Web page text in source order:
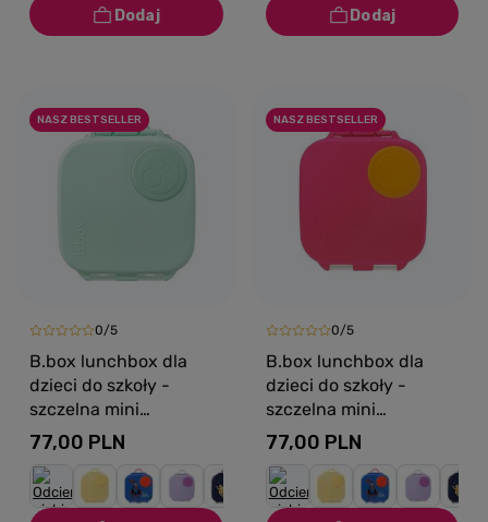
NASZ BESTSELLER
0/5
B.box lunchbox dla
dzieci do szkoły -
szczelna mini
śniadaniówka z
przegródkami
Spearmint
77,00 PLN
NASZ BESTSELLER
0/5
B.box lunchbox dla
dzieci do szkoły -
szczelna mini
śniadaniówka z
przegródkami
Strawberry Shake
77,00 PLN